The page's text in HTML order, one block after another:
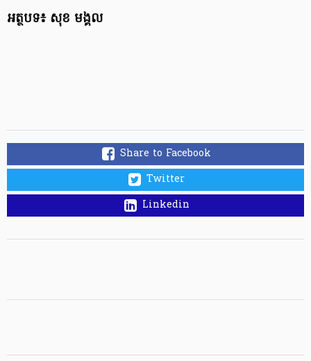
អត្ថបទ៖ សុខ មង្គល
Share to Facebook
Twitter
Linkedin